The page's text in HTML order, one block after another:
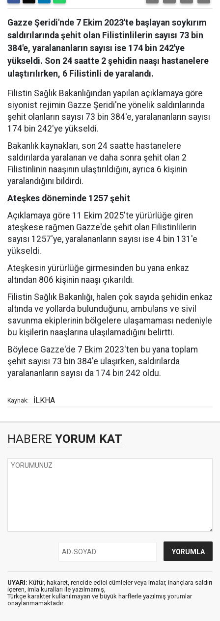
Gazze Şeridi'nde 7 Ekim 2023'te başlayan soykırım
saldırılarında şehit olan Filistinlilerin sayısı 73 bin
384'e, yaralananların sayısı ise 174 bin 242'ye
yükseldi. Son 24 saatte 2 şehidin naaşı hastanelere
ulaştırılırken, 6 Filistinli de yaralandı.
Filistin Sağlık Bakanlığından yapılan açıklamaya göre
siyonist rejimin Gazze Şeridi'ne yönelik saldırılarında
şehit olanların sayısı 73 bin 384'e, yaralananların sayısı
174 bin 242'ye yükseldi.
Bakanlık kaynakları, son 24 saatte hastanelere
saldırılarda yaralanan ve daha sonra şehit olan 2
Filistinlinin naaşının ulaştırıldığını, ayrıca 6 kişinin
yaralandığını bildirdi.
Ateşkes döneminde 1257 şehit
Açıklamaya göre 11 Ekim 2025'te yürürlüğe giren
ateşkese rağmen Gazze'de şehit olan Filistinlilerin
sayısı 1257'ye, yaralananların sayısı ise 4 bin 131'e
yükseldi.
Ateşkesin yürürlüğe girmesinden bu yana enkaz
altından 806 kişinin naaşı çıkarıldı.
Filistin Sağlık Bakanlığı, halen çok sayıda şehidin enkaz
altında ve yollarda bulunduğunu, ambulans ve sivil
savunma ekiplerinin bölgelere ulaşamaması nedeniyle
bu kişilerin naaşlarına ulaşılamadığını belirtti.
Böylece Gazze'de 7 Ekim 2023'ten bu yana toplam
şehit sayısı 73 bin 384'e ulaşırken, saldırılarda
yaralananların sayısı da 174 bin 242 oldu.
Kaynak: İLKHA
HABERE YORUM KAT
UYARI: Küfür, hakaret, rencide edici cümleler veya imalar, inançlara saldırı
içeren, imla kuralları ile yazılmamış,
Türkçe karakter kullanılmayan ve büyük harflerle yazılmış yorumlar
onaylanmamaktadır.